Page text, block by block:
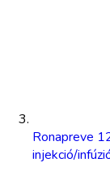
Ronapreve
injekció/